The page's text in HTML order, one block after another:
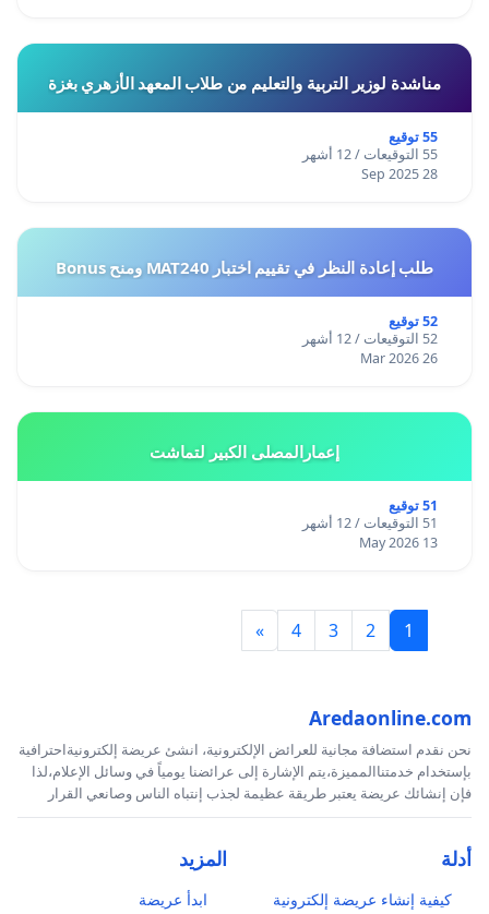
مناشدة لوزير التربية والتعليم من طلاب المعهد الأزهري بغزة
55 توقيع
55 التوقيعات / 12 أشهر
28 Sep 2025
طلب إعادة النظر في تقييم اختبار MAT240 ومنح Bonus
52 توقيع
52 التوقيعات / 12 أشهر
26 Mar 2026
إعمارالمصلى الكبير لتماشت
51 توقيع
51 التوقيعات / 12 أشهر
13 May 2026
1
2
3
4
»
Aredaonline.com
نحن نقدم استضافة مجانية للعرائض الإلكترونية، انشئ عريضة إلكترونيةاحترافية
بإستخدام خدمتناالمميزة،يتم الإشارة إلى عرائضنا يومياً في وسائل الإعلام،لذا
فإن إنشائك عريضة يعتبر طريقة عظيمة لجذب إنتباه الناس وصانعي القرار
أدلة
كيفية إنشاء عريضة إلكترونية
المزيد
ابدأ عريضة